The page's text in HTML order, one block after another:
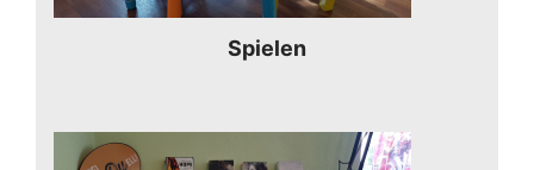
Spielen